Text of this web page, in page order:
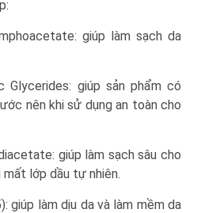
giúp làm sạch da
Glycerides: giúp sản phẩm có
nên khi sử dụng an toàn cho
giúp làm sạch sâu cho
lớp dầu tự nhiên.
giúp làm dịu da và làm mềm da